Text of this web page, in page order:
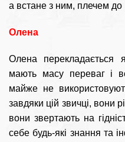
а встане з ним, плечем до
Олена
Олена
мають масу переваг і
майже не
завдяки цій звичці, вони
вони звертають на
себе будь-які знання та